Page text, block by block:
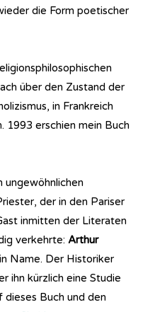
die Form poetischer
über den Zustand der
in Frankreich
1993 erschien mein Buch
ungewöhnlichen
der in den Pariser
inmitten der Literaten
verkehrte: Arthur
Name. Der Historiker
ihn kürzlich eine Studie
Buch und den